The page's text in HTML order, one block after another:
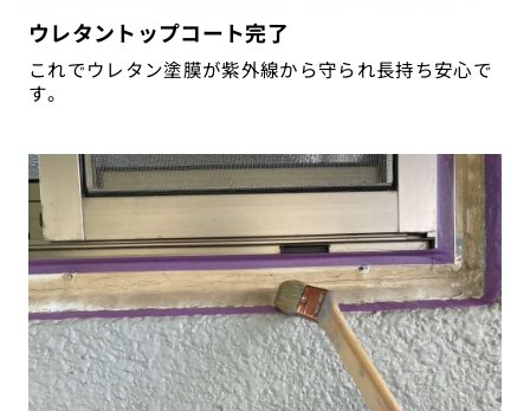
ウレタントップコート完了
これでウレタン塗膜が紫外線から守られ長持ち安心で
す。